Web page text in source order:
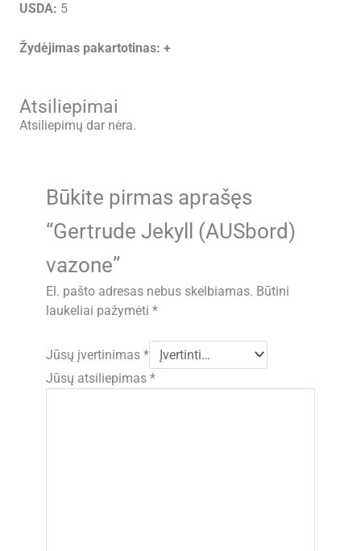
USDA: 5
Žydėjimas pakartotinas: +
Atsiliepimai
Atsiliepimų dar nėra.
Būkite pirmas aprašęs
“Gertrude Jekyll (AUSbord)
vazone”
El. pašto adresas nebus skelbiamas. Būtini
laukeliai pažymėti*
Jūsų įvertinimas*
Jūsų atsiliepimas*